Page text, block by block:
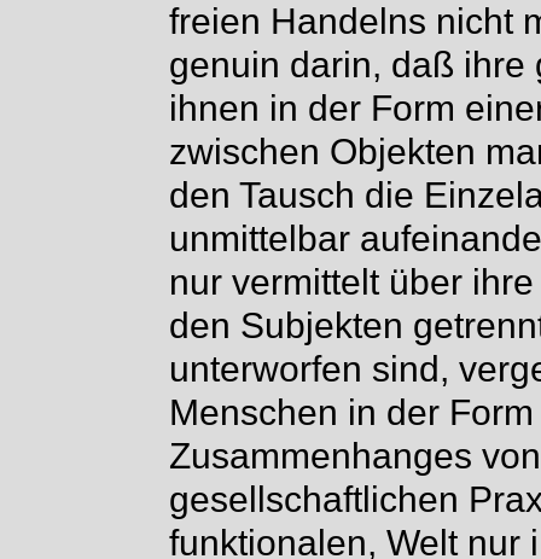
freien Handelns nicht
genuin darin, daß ihre
ihnen in der Form
zwischen Objekten
den Tausch die
unmittelbar
nur vermittelt über
den Subjekten
unterworfen sind,
Menschen in der
Zusammenhanges
gesellschaftlichen
funktionalen, Welt nur